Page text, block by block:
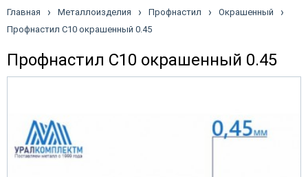
Главная › Металлоизделия › Профнастил › Окрашенный ›
Профнастил С10 окрашенный 0.45
Профнастил С10 окрашенный 0.45